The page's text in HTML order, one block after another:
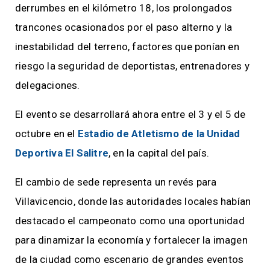
derrumbes en el kilómetro 18, los prolongados
trancones ocasionados por el paso alterno y la
inestabilidad del terreno, factores que ponían en
riesgo la seguridad de deportistas, entrenadores y
delegaciones.
El evento se desarrollará ahora entre el 3 y el 5 de
octubre en el Estadio de Atletismo de la Unidad
Deportiva El Salitre, en la capital del país.
El cambio de sede representa un revés para
Villavicencio, donde las autoridades locales habían
destacado el campeonato como una oportunidad
para dinamizar la economía y fortalecer la imagen
de la ciudad como escenario de grandes eventos